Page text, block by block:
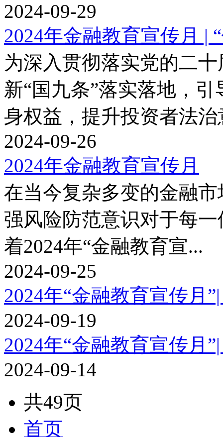
2024-09-29
2024年金融教育宣传月 |
为深入贯彻落实党的二
新“国九条”落实落地，
身权益，提升投资者法治
2024-09-26
2024年金融教育宣传月
在当今复杂多变的金融
强风险防范意识对于每
着2024年“金融教育宣...
2024-09-25
2024年“金融教育宣传月
2024-09-19
2024年“金融教育宣传月
2024-09-14
共49页
首页